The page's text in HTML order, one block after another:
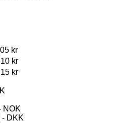
krPrice
range:
krPrice
range:
krPrice
390,15 kr
NOK
- DKK